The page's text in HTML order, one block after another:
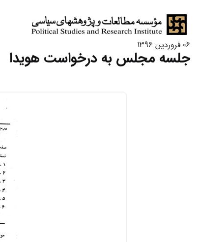
06 فروردین 1396
جلسه مجلس به درخواست هویدا